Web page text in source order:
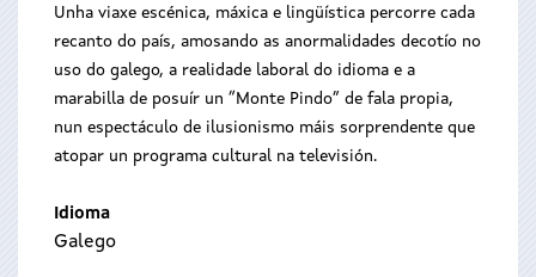
Unha viaxe escénica, máxica e lingüística percorre cada
recanto do país, amosando as anormalidades decotío no
uso do galego, a realidade laboral do idioma e a
marabilla de posuír un “Monte Pindo” de fala propia,
nun espectáculo de ilusionismo máis sorprendente que
atopar un programa cultural na televisión.
Idioma
Galego